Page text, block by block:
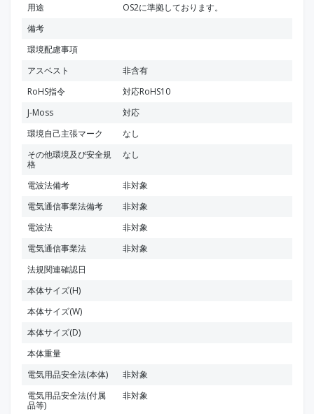
用途
OS2に準拠しております。
備考
環境配慮事項
アスベスト
非含有
RoHS指令
対応RoHS10
J-Moss
対応
環境自己主張マーク
なし
その他環境及び安全規
格
なし
電波法備考
非対象
電気通信事業法備考
非対象
電波法
非対象
電気通信事業法
非対象
法規関連確認日
本体サイズ(H)
本体サイズ(W)
本体サイズ(D)
本体重量
電気用品安全法(本体)
非対象
電気用品安全法(付属
品等)
非対象